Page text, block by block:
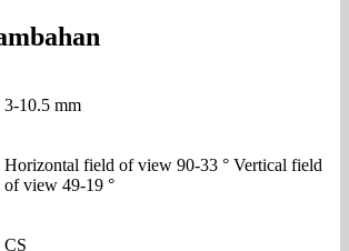
3-10.5 mm
Horizontal field of view 90-33 ° Vertical field
of view 49-19 °
CS